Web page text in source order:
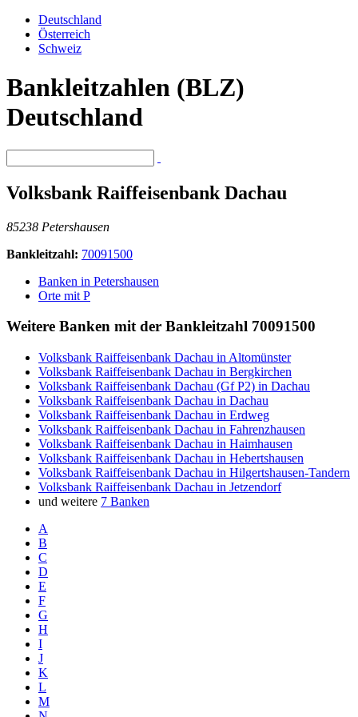
Deutschland
Österreich
Schweiz
Bankleitzahlen (BLZ)
Deutschland
Volksbank Raiffeisenbank Dachau
85238 Petershausen
Bankleitzahl: 70091500
Banken in Petershausen
Orte mit P
Weitere Banken mit der Bankleitzahl 70091500
Volksbank Raiffeisenbank Dachau in Altomünster
Volksbank Raiffeisenbank Dachau in Bergkirchen
Volksbank Raiffeisenbank Dachau (Gf P2) in Dachau
Volksbank Raiffeisenbank Dachau in Dachau
Volksbank Raiffeisenbank Dachau in Erdweg
Volksbank Raiffeisenbank Dachau in Fahrenzhausen
Volksbank Raiffeisenbank Dachau in Haimhausen
Volksbank Raiffeisenbank Dachau in Hebertshausen
Volksbank Raiffeisenbank Dachau in Hilgertshausen-Tandern
Volksbank Raiffeisenbank Dachau in Jetzendorf
und weitere 7 Banken
A
B
C
D
E
F
G
H
I
J
K
L
M